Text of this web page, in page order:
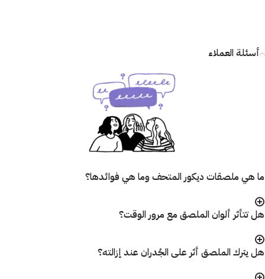
أسئلة العملاء
ما هي ملصقات ديكور المتحف وما هي فوائدها؟
هل تتأثر ألوان الملصق مع مرور الوقت؟
هل يترك الملصق أثر على الجُدران عند إزالته؟